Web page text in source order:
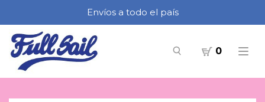
Envíos a todo el país
0